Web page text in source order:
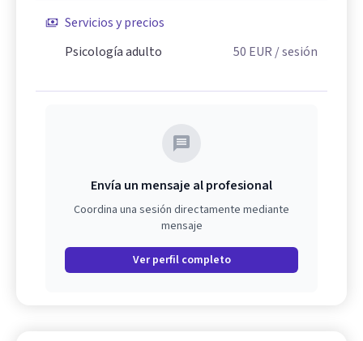
Servicios y precios
Psicología adulto
50 EUR / sesión
Envía un mensaje al profesional
Coordina una sesión directamente mediante
mensaje
Ver perfil completo